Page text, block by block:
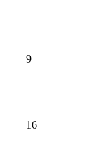
9
16